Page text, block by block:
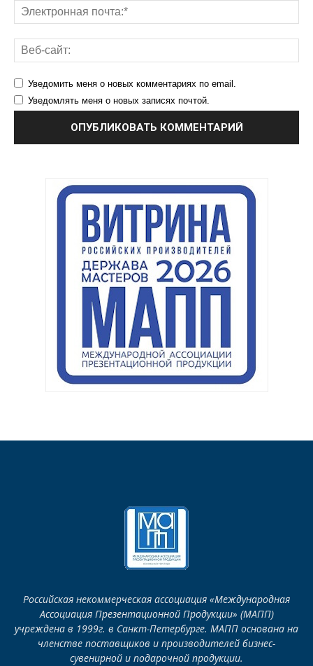
Уведомить меня о новых комментариях по email.
Уведомлять меня о новых записях почтой.
Российская некоммерческая ассоциация «Международная
Ассоциация Презентационной Продукции» (МАПП)
учреждена в 1999г. в Санкт-Петербурге. МАПП основана на
членстве поставщиков и производителей бизнес-
сувенирной и подарочной продукции.